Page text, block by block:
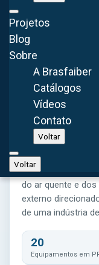
Projetos
Blog
Sobre
A Brasfaiber
Catálogos
Vídeos
Contato
Voltar
Voltar
AUTOPEÇAS
Projeto de
Sistema de
do ar quente e
externo
de uma indústria
20
Equipamentos em